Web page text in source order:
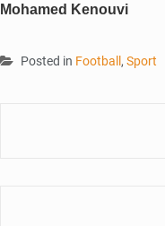
Mohamed Kenouvi
Posted in Football , Sport